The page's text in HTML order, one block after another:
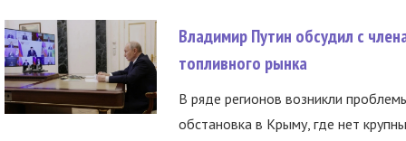
Владимир Путин обсудил с
топливного рынка
В ряде регионов возникли
обстановка в Крыму, где нет